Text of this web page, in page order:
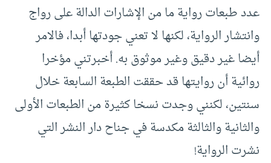
عدد طبعات رواية ما من الإشارات الدالة على رواج
وانتشار الرواية، لكنها لا تعني جودتها أبدا، فالامر
أيضا غير دقيق وغير موثوق به. أخبرتني مؤخرا
روائية أن روايتها قد حققت الطبعة السابعة خلال
سنتين، لكنني وجدت نسخا كثيرة من الطبعات الأولى
والثانية والثالثة مكدسة في جناح دار النشر التي
نشرت الرواية!